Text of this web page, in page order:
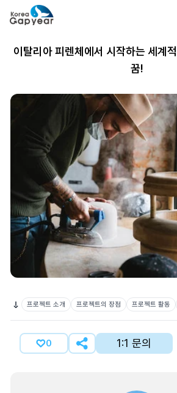
이탈리아 피렌체에서 시작하는 세계
꿈!
프로젝트 소개 프로젝트의 장점 프로젝트 활동
0 1:1 문의